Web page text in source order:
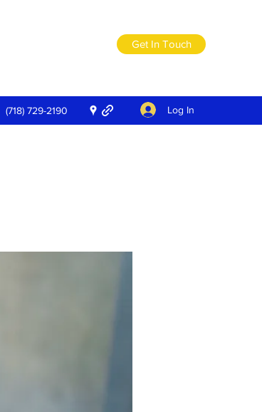
Get In Touch
(718) 729-2190 Log In